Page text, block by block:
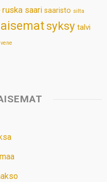
ruska saari saaristo silta
syksy talvi
vene